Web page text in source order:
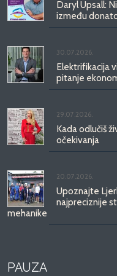
Daryl Upsall:
između
30.07.2026.
Elektrifikacija
pitanje
29.07.2026.
Kada odlučiš
očekivanja
20.07.2026.
Upoznajte
najpreciznije
mehanike
PAUZA